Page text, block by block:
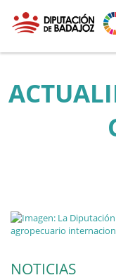
NOTICIAS